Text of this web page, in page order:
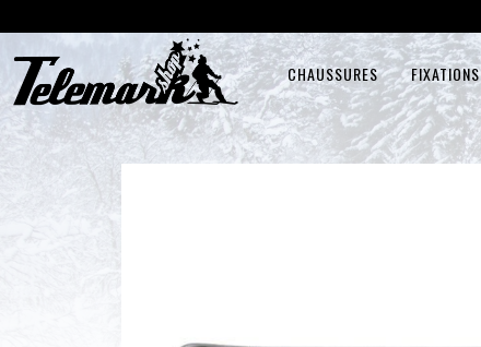
CHAUSSURES FIXATIONS